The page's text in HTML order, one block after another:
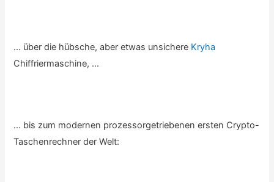
… über die hübsche, aber etwas unsichere Kryha
Chiffriermaschine, …
… bis zum modernen prozessorgetriebenen ersten Crypto-
Taschenrechner der Welt: